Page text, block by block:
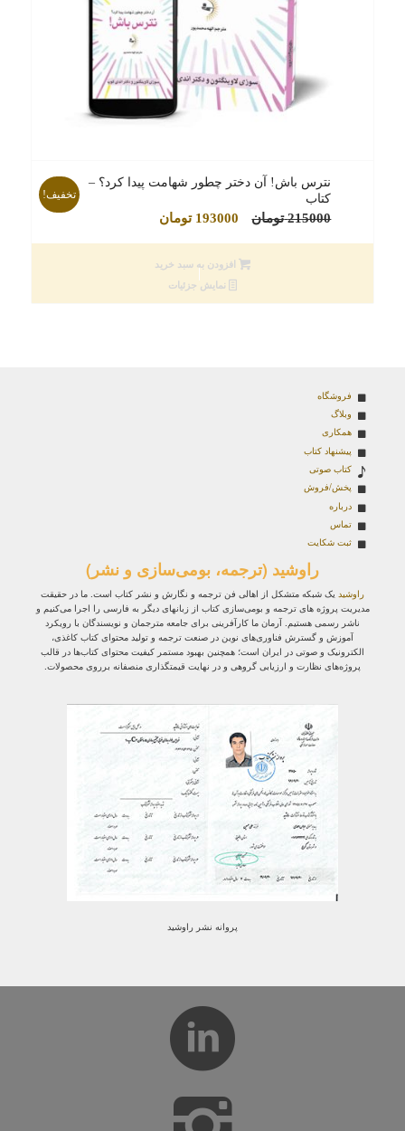
نترس باش! آن دختر چطور شهامت پیدا کرد؟ –
کتاب
215000 تومان
قیمت
215000 تومان
بود.
193000 تومانقیمت
تخفیف!
افزودن به سبد خرید
نمایش جزئیات
فروشگاه
وبلاگ
همکاری
پیشنهاد کتاب
کتاب صوتی
پخش/فروش
درباره
تماس
ثبت شکایت
راوشید (ترجمه، بومی‌سازی و نشر)
راوشید یک شبکه متشکل از اهالی فن ترجمه و نگارش و نشر کتاب است. ما در حقیقت
مدیریت پروژه‌ های ترجمه و بومی‌سازی کتاب از زبانهای دیگر به فارسی را اجرا می‌کنیم و
ناشر رسمی هستیم. آرمان ما کارآفرینی برای جامعه مترجمان و نویسندگان با رویکرد
آموزش و گسترش فناوری‌های نوین در صنعت ترجمه و تولید محتوای کتاب کاغذی،
الکترونیک و صوتی در ایران است؛ همچنین بهبود مستمر کیفیت محتوای کتاب‌ها در قالب
پروژه‌های نظارت و ارزیابی گروهی و در نهایت قیمتگذاری منصفانه برروی محصولات.
پروانه نشر راوشید